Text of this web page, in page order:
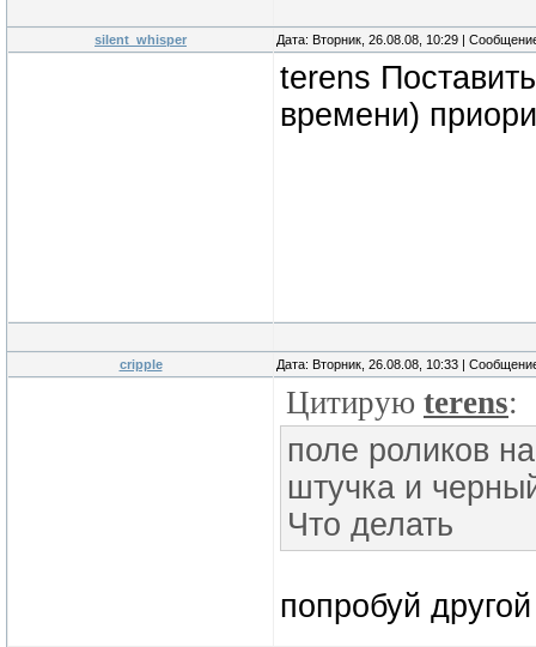
silent_whisper Дата: Вторник, 26.08.08, 10:29 |
terens
времени)
cripple Дата: Вторник, 26.08.08, 10:33 |
Цитирую terens:
поле роликов
штучка и
Что делать
попробуй